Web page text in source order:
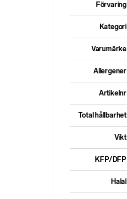
Förvaring
Kategori
Varumärke
Allergener
Artikelnr
Total hållbarhet
Vikt
KFP/DFP
Halal